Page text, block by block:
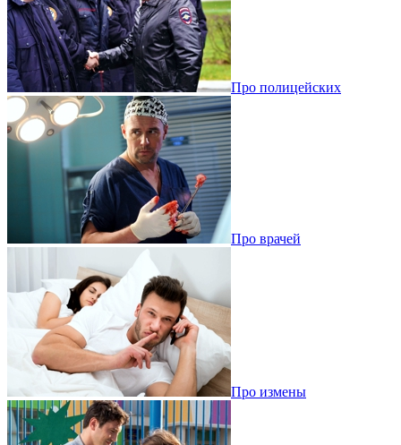
Про полицейских
Про врачей
Про измены